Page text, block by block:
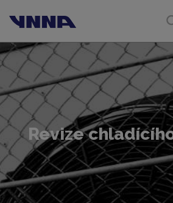
Revize